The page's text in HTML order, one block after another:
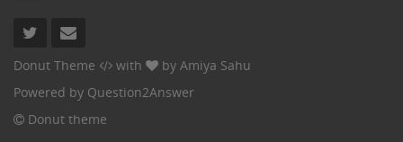
Donut Theme with by Amiya Sahu
Powered by Question2Answer
Donut theme